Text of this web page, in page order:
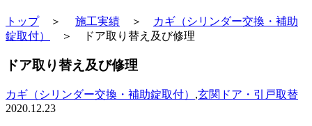
トップ＞ 施工実績 ＞
カギ（シリンダー交換・補助
錠取付）
＞ ドア取り替え及び修理
ドア取り替え及び修理
カギ（シリンダー交換・補助錠取付） ,玄関ドア・引戸取替
2020.12.23